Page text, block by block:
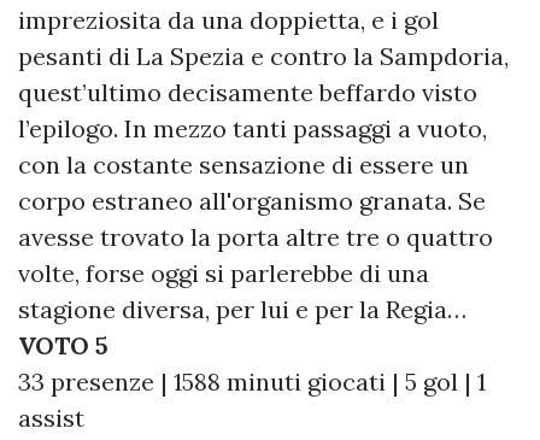
impreziosita da una doppietta, e i gol
pesanti di La Spezia e contro la Sampdoria,
quest’ultimo decisamente beffardo visto
l’epilogo. In mezzo tanti passaggi a vuoto,
con la costante sensazione di essere un
corpo estraneo all'organismo granata. Se
avesse trovato la porta altre tre o quattro
volte, forse oggi si parlerebbe di una
stagione diversa, per lui e per la Regia…
VOTO 5
33 presenze | 1588 minuti giocati | 5 gol | 1
assist